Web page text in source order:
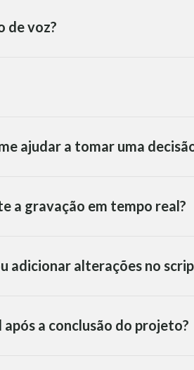
de voz?
ajudar a tomar uma
a gravação em tempo real?
adicionar alterações no
a conclusão do projeto?